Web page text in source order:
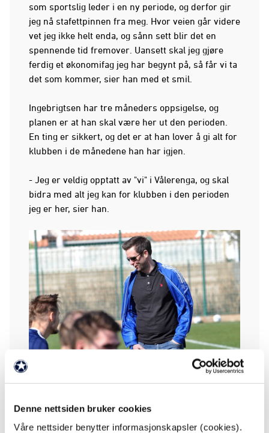
Denne nettsiden bruker cookies
Våre nettsider benytter informasjonskapsler (cookies).
som sportslig leder i en ny periode, og derfor gir
jeg nå stafettpinnen fra meg. Hvor veien går videre
vet jeg ikke helt enda, og sånn sett blir det en
spennende tid fremover. Uansett skal jeg gjøre
ferdig et økonomifag jeg har begynt på, så får vi ta
det som kommer, sier han med et smil.
Ingebrigtsen har tre måneders oppsigelse, og
planen er at han skal være her ut den perioden.
En ting er sikkert, og det er at han lover å gi alt for
klubben i de månedene han har igjen.
- Jeg er veldig opptatt av "vi" i Vålerenga, og skal
bidra med alt jeg kan for klubben i den perioden
jeg er her, sier han.
Daglig leder i Vålerenga, Erik Espeseth